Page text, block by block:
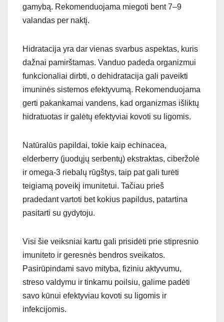
gamybą. Rekomenduojama miegoti bent 7–9
valandas per naktį.
Hidratacija yra dar vienas svarbus aspektas, kuris
dažnai pamirštamas. Vanduo padeda organizmui
funkcionaliai dirbti, o dehidratacija gali paveikti
imuninės sistemos efektyvumą. Rekomenduojama
gerti pakankamai vandens, kad organizmas išliktų
hidratuotas ir galėtų efektyviai kovoti su ligomis.
Natūralūs papildai, tokie kaip echinacea,
elderberry (juodųjų serbentų) ekstraktas, ciberžolė
ir omega-3 riebalų rūgštys, taip pat gali turėti
teigiamą poveikį imunitetui. Tačiau prieš
pradedant vartoti bet kokius papildus, patartina
pasitarti su gydytoju.
Visi šie veiksniai kartu gali prisidėti prie stipresnio
imuniteto ir geresnės bendros sveikatos.
Pasirūpindami savo mityba, fiziniu aktyvumu,
streso valdymu ir tinkamu poilsiu, galime padėti
savo kūnui efektyviau kovoti su ligomis ir
infekcijomis.